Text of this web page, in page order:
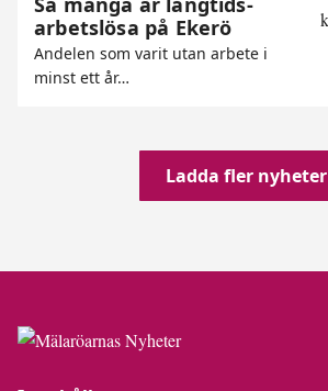
arbetslösa på Ekerö
Andelen som varit utan arbete i
minst ett år…
Ladda fler nyheter